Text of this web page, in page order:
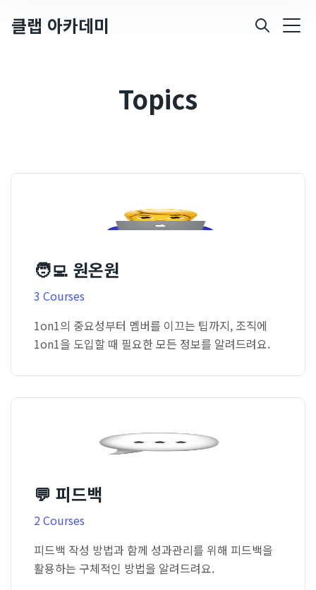
클랩 아카데미
Topics
🧑‍💻 원온원
3 Courses
1on1의 중요성부터 멤버를 이끄는 팁까지, 조직에
1on1을 도입할 때 필요한 모든 정보를 알려드려요.
💬 피드백
2 Courses
피드백 작성 방법과 함께 성과관리를 위해 피드백을
활용하는 구체적인 방법을 알려드려요.